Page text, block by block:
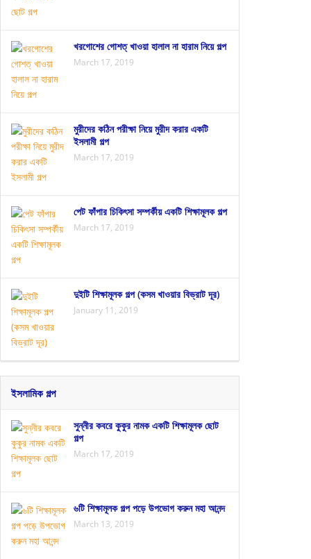
খরগোশের গোশত্ খাওয়া হালাল না হারাম নিয়ে গল্প
March 17, 2019
মুরীদের কঠিন পরীক্ষা নিয়ে মুরীদ করার একটি
ইসলামী গল্প
March 17, 2019
পেট ফাঁপার চিকিৎসা সম্পর্কীয় একটি শিক্ষামূলক গল্প
March 17, 2019
দুইটি শিক্ষামূলক গল্প (কসম খাওয়ার বিভ্রাট দূর)
January 11, 2019
ইসলামিক গল্প
সুন্নীর কবরে কুকুর নামক একটি শিক্ষামূলক ছোট
গল্প
March 17, 2019
৬টি শিক্ষামূলক গল্প পড়ে উপভোগ করুন মহা আনন্দ
March 13, 2019